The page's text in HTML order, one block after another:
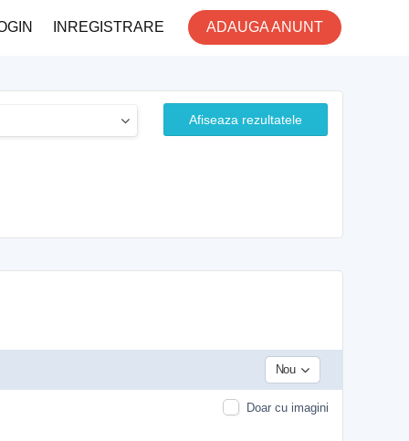
ADAUGA ANUNT
INREGISTRARE
Afiseaza rezultatele
Nou
Doar cu imagini